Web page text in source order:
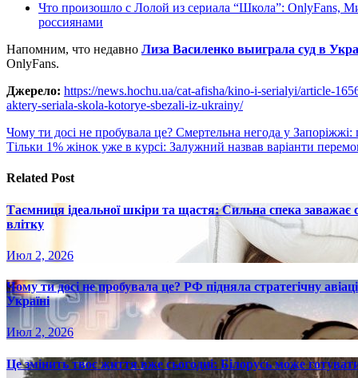
Что произошло с Лолой из сериала “Школа”: OnlyFans,
россиянами
Напомним, что недавно Лиза Василенко выиграла суд в
OnlyFans.
Джерело: https://news.hochu.ua/cat-afisha/kino-i-serialyi/article-
aktery-seriala-skola-kotorye-sbezali-iz-ukrainy/
Навигация
по
записям
Чому ти досі не пробувала це? Смертельна негода у Запоріжжі:
Тільки 1% жінок уже в курсі: Залужний назвав варіанти
Related Post
Таємниця ідеальної шкіри та щастя: Сильна спека
влітку
Июл 2, 2026
Чому ти досі не пробувала це? РФ підняла стратегічну
Україні
Июл 2, 2026
Це змінить твоє життя вже сьогодні: Білорусь може